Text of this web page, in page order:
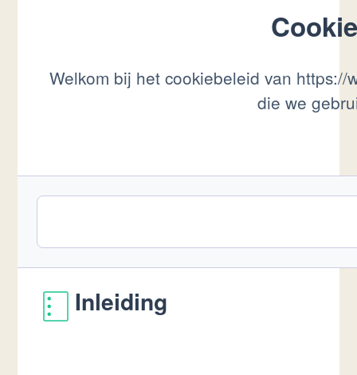
Welkom bij het cookiebeleid van
die we
Inleiding